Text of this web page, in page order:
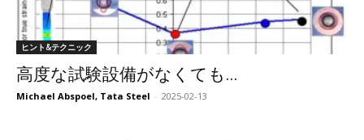
ヒント&テクニック
高度な試験設備がなくても...
Michael Abspoel, Tata Steel - 2025-02-13